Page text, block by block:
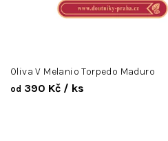
Oliva V Melanio Torpedo Maduro
od 390 Kč / ks